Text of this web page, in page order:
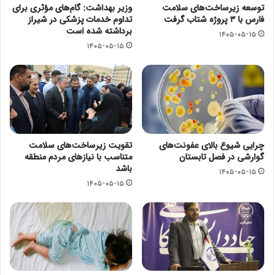
توسعه زیرساخت‌های سلامت
فارس با ۳ پروژه شتاب گرفت
۱۴۰۵-۰۵-۱۵
وزیر بهداشت: گام‌های مؤثری برای
تداوم خدمات پزشکی در شیراز
برداشته شده است
۱۴۰۵-۰۵-۱۵
چرایی شیوع بالای عفونت‌های
گوارشی در فصل تابستان
۱۴۰۵-۰۵-۱۵
تقویت زیرساخت‌های سلامت
متناسب با نیازهای مردم منطقه
باشد
۱۴۰۵-۰۵-۱۵